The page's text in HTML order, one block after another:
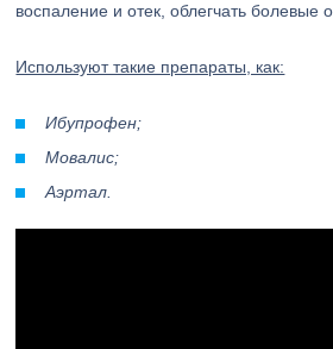
воспаление и отек, облегчать болевые
Используют такие препараты, как:
Ибупрофен;
Мовалис;
Аэртал.